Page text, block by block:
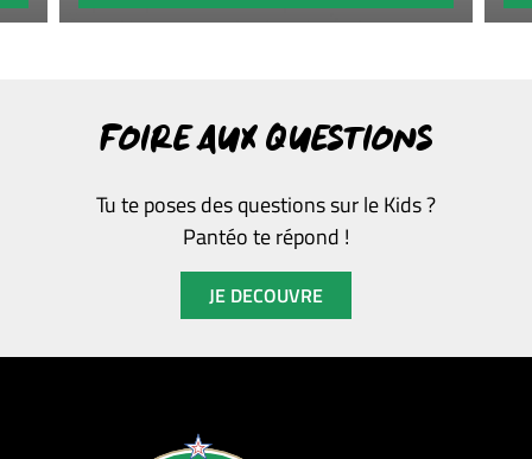
FOIRE AUX QUESTIONS
Tu te poses des questions sur le Kids ?
Pantéo te répond !
JE DECOUVRE